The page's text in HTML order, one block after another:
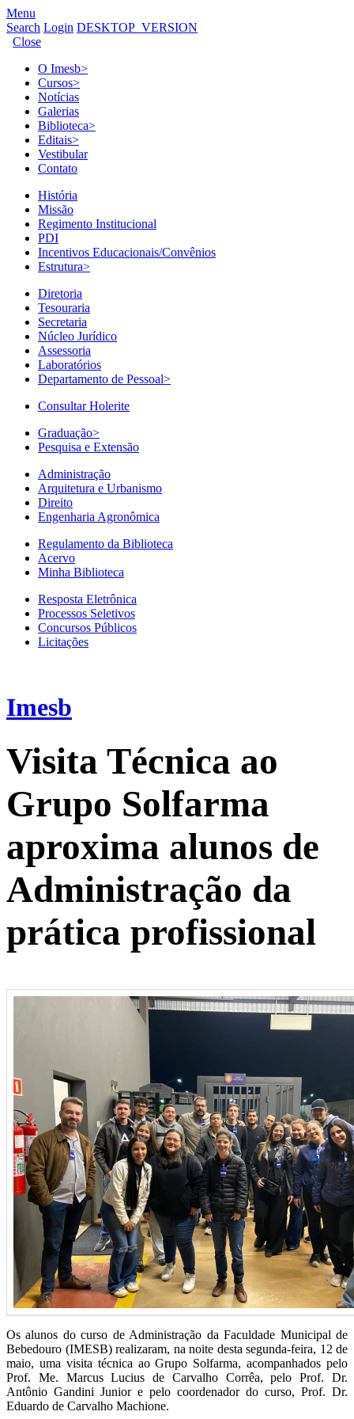
Menu
Search Login DESKTOP_VERSION
Close
O Imesb>
Cursos>
Notícias
Galerias
Biblioteca>
Editais>
Vestibular
Contato
História
Missão
Regimento Institucional
PDI
Incentivos Educacionais/Convênios
Estrutura>
Diretoria
Tesouraria
Secretaria
Núcleo Jurídico
Assessoria
Laboratórios
Departamento de Pessoal>
Consultar Holerite
Graduação>
Pesquisa e Extensão
Administração
Arquitetura e Urbanismo
Direito
Engenharia Agronômica
Regulamento da Biblioteca
Acervo
Minha Biblioteca
Resposta Eletrônica
Processos Seletivos
Concursos Públicos
Licitações
Imesb
Visita Técnica ao
Grupo Solfarma
aproxima alunos de
Administração da
prática profissional
Os alunos do curso de Administração daFaculdade Municipal de
Bebedouro (IMESB) realizaram, na noite desta segunda-feira, 12 de
maio, uma visita técnica aoGrupo Solfarma, acompanhados pelo
Prof. Me. Marcus Lucius de Carvalho Corrêa, pelo Prof. Dr.
Antônio Gandini Junior e pelo coordenador do curso, Prof. Dr.
Eduardo de Carvalho Machione.